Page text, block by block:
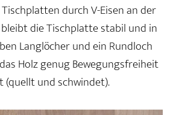
durch V-Eisen an der
die Tischplatte stabil und in
Langlöcher und ein Rundloch
Holz genug Bewegungsfreiheit
(quellt und schwindet).